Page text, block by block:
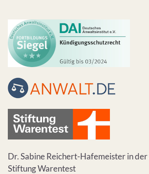
Dr. Sabine Reichert-Hafemeister in
Stiftung Warentest